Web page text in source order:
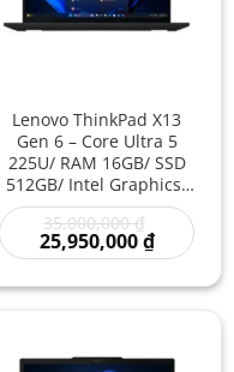
Lenovo ThinkPad X13
Gen 6 – Core Ultra 5
225U/ RAM 16GB/ SSD
512GB/ Intel Graphics/
13.3 inch – Laptop
Doanh Nhân Siêu Gọn
Thế Hệ Mới Làm Việc
35,000,000₫
gốc
là:
25,950,000₫Giá
hiện
là: